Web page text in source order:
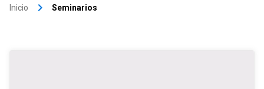
Inicio keyboard_arrow_right Seminarios